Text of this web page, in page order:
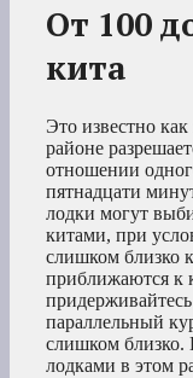
От 100
кита
Это известно
районе
отношении
пятнадцати
лодки могут
китами, при
слишком близко
приближаются к
параллельный
слишком близко.
лодками в этом